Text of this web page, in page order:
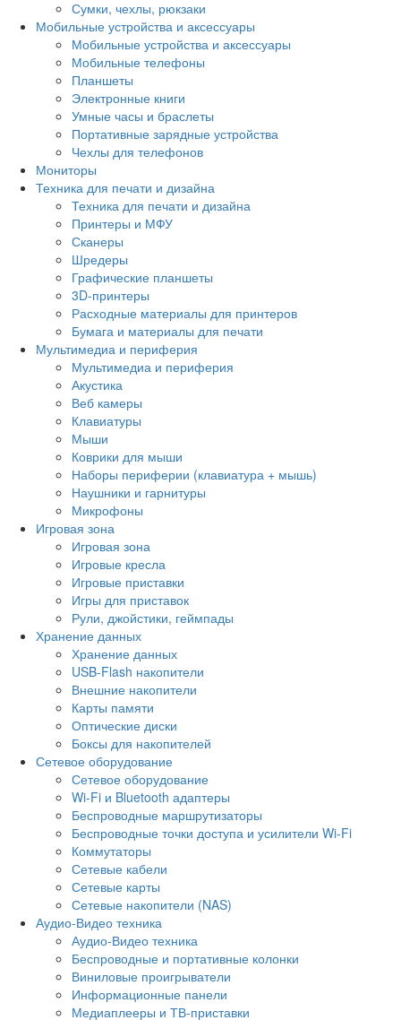
Сумки, чехлы, рюкзаки
Мобильные устройства и аксессуары
Мобильные устройства и аксессуары
Мобильные телефоны
Планшеты
Электронные книги
Умные часы и браслеты
Портативные зарядные устройства
Чехлы для телефонов
Мониторы
Техника для печати и дизайна
Техника для печати и дизайна
Принтеры и МФУ
Сканеры
Шредеры
Графические планшеты
3D-принтеры
Расходные материалы для принтеров
Бумага и материалы для печати
Мультимедиа и периферия
Мультимедиа и периферия
Акустика
Веб камеры
Клавиатуры
Мыши
Коврики для мыши
Наборы периферии (клавиатура + мышь)
Наушники и гарнитуры
Микрофоны
Игровая зона
Игровая зона
Игровые кресла
Игровые приставки
Игры для приставок
Рули, джойстики, геймпады
Хранение данных
Хранение данных
USB-Flash накопители
Внешние накопители
Карты памяти
Оптические диски
Боксы для накопителей
Сетевое оборудование
Сетевое оборудование
Wi-Fi и Bluetooth адаптеры
Беспроводные маршрутизаторы
Беспроводные точки доступа и усилители Wi-Fi
Коммутаторы
Сетевые кабели
Сетевые карты
Сетевые накопители (NAS)
Аудио-Видео техника
Аудио-Видео техника
Беспроводные и портативные колонки
Виниловые проигрыватели
Информационные панели
Медиаплееры и ТВ-приставки